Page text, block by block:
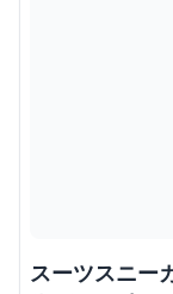
スーツスニー